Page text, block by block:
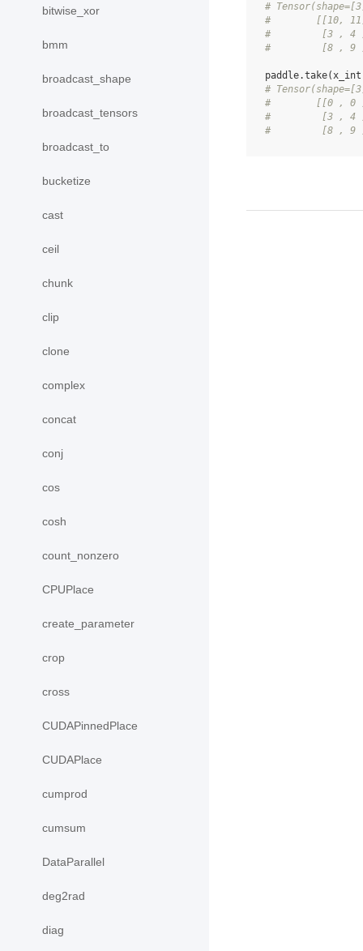
bitwise_xor
bmm
broadcast_shape
broadcast_tensors
broadcast_to
bucketize
cast
ceil
chunk
clip
clone
complex
concat
conj
cos
cosh
count_nonzero
CPUPlace
create_parameter
crop
cross
CUDAPinnedPlace
CUDAPlace
cumprod
cumsum
DataParallel
deg2rad
diag
#
#        [[10,
#         [3 , 4
#         [8 , 9
paddle.take(x_int
#
#        [[0 , 0
#         [3 , 4
#         [8 , 9 ,